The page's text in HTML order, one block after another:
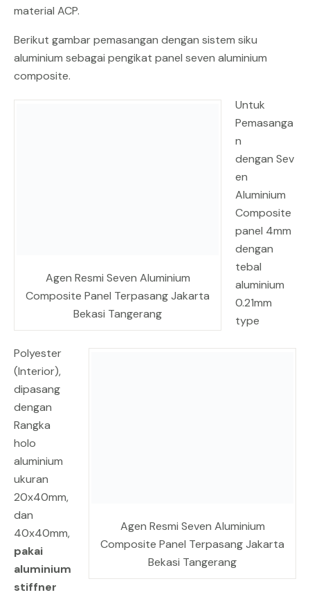
material ACP.
Berikut gambar pemasangan dengan sistem siku
aluminium sebagai pengikat panel seven aluminium
composite.
Agen Resmi Seven Aluminium
Composite Panel Terpasang Jakarta
Bekasi Tangerang
Agen Resmi Seven Aluminium
Composite Panel Terpasang Jakarta
Bekasi Tangerang
Untuk
Pemasanga
n
dengan Sev
en
Aluminium
Composite
panel 4mm
dengan
tebal
aluminium
0.21mm
type
Polyester
(Interior),
dipasang
dengan
Rangka
holo
aluminium
ukuran
20x40mm,
dan
40x40mm,
pakai
aluminium
stiffner